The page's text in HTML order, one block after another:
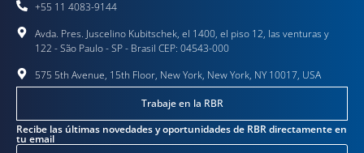
+55 11 4083-9144
Avda. Pres. Juscelino Kubitschek, el 1400, el piso 12, las venturas y
122 - São Paulo - SP - Brasil CEP: 04543-000
575 5th Avenue, 15th Floor, New York, New York, NY 10017, USA
Trabaje en la RBR
Recibe las últimas novedades y oportunidades de RBR directamente en
tu email